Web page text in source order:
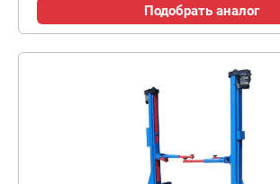
Подобрать аналог